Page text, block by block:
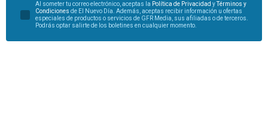
Al someter tu correo electrónico, aceptas la Política de Privacidad yTérminos y
Condiciones de El Nuevo Día. Además, aceptas recibir información u ofertas
especiales de productos o servicios de GFR Media, sus afiliadas o de terceros.
Podrás optar salirte de los boletines en cualquier momento.